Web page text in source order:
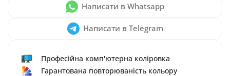
Написати в Whatsapp
Написати в Telegram
Професійна комп'ютерна коліровка
Гарантована повторюваність кольору